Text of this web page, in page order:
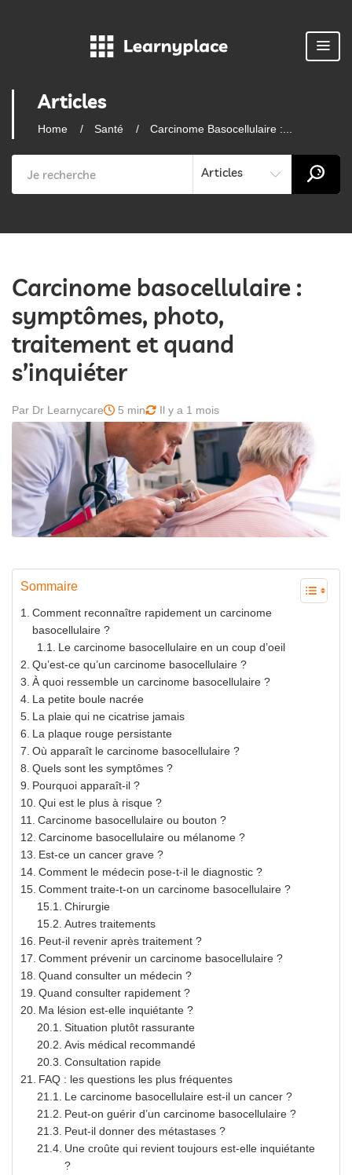
Articles
Home Santé Carcinome Basocellulaire :...
Articles
Carcinome basocellulaire :
symptômes, photo,
traitement et quand
s’inquiéter
Par Dr Learnycare 5 min Il y a 1 mois
Sommaire
Comment reconnaître rapidement un carcinome
basocellulaire ?
Le carcinome basocellulaire en un coup d’oeil
Qu’est-ce qu’un carcinome basocellulaire ?
À quoi ressemble un carcinome basocellulaire ?
La petite boule nacrée
La plaie qui ne cicatrise jamais
La plaque rouge persistante
Où apparaît le carcinome basocellulaire ?
Quels sont les symptômes ?
Pourquoi apparaît-il ?
Qui est le plus à risque ?
Carcinome basocellulaire ou bouton ?
Carcinome basocellulaire ou mélanome ?
Est-ce un cancer grave ?
Comment le médecin pose-t-il le diagnostic ?
Comment traite-t-on un carcinome basocellulaire ?
Chirurgie
Autres traitements
Peut-il revenir après traitement ?
Comment prévenir un carcinome basocellulaire ?
Quand consulter un médecin ?
Quand consulter rapidement ?
Ma lésion est-elle inquiétante ?
Situation plutôt rassurante
Avis médical recommandé
Consultation rapide
FAQ : les questions les plus fréquentes
Le carcinome basocellulaire est-il un cancer ?
Peut-on guérir d’un carcinome basocellulaire ?
Peut-il donner des métastases ?
Une croûte qui revient toujours est-elle inquiétante
?